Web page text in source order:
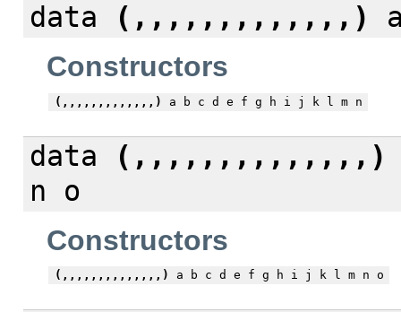
data (,,,,,,,,,,,,,)
Constructors
(,,,,,,,,,,,,,) a b c d e f g h i j k l m n
data (,,,,,,,,,,,,,,)
n o
Constructors
(,,,,,,,,,,,,,,) a b c d e f g h i j k l m n o